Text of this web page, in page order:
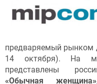
предваряемый рынком
14 октября). На
представлены
«Обычная женщина»